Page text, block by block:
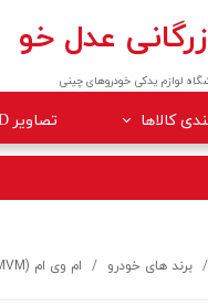
لوازم یدکی خودروهای چینی
عدل خو
کالاها تصاویر 3D خودروها
برند های خودرو ام وی ام (MVM)